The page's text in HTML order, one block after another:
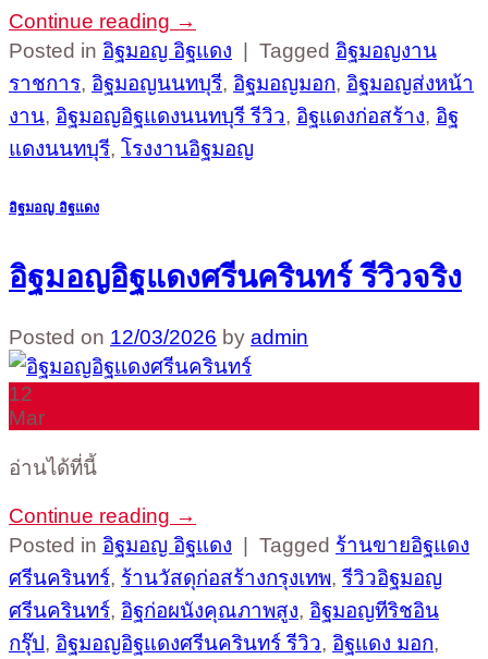
Continue reading →
Posted in อิฐมอญ อิฐแดง | Tagged อิฐมอญงาน
ราชการ, อิฐมอญนนทบุรี, อิฐมอญมอก, อิฐมอญส่งหน้า
งาน, อิฐมอญอิฐแดงนนทบุรี รีวิว, อิฐแดงก่อสร้าง, อิฐ
แดงนนทบุรี, โรงงานอิฐมอญ
อิฐมอญ อิฐแดง
อิฐมอญอิฐแดงศรีนครินทร์ รีวิวจริง
Posted on 12/03/2026 by admin
12
Mar
อ่านได้ที่นี้
Continue reading →
Posted in อิฐมอญ อิฐแดง | Tagged ร้านขายอิฐแดง
ศรีนครินทร์, ร้านวัสดุก่อสร้างกรุงเทพ,รีวิวอิฐมอญ
ศรีนครินทร์, อิฐก่อผนังคุณภาพสูง, อิฐมอญทีริชอิน
กรุ๊ป, อิฐมอญอิฐแดงศรีนครินทร์ รีวิว, อิฐแดง มอก,